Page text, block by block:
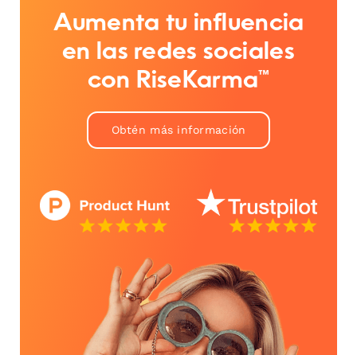
Aumenta tu influencia
en las redes sociales
con RiseKarma™
Obtén más información